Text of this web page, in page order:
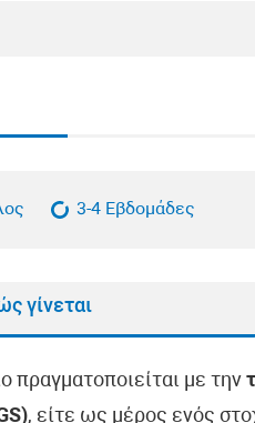
3-4 Εβδομάδες
γίνεται
πραγματοποιείται με την
, είτε ως μέρος ενός